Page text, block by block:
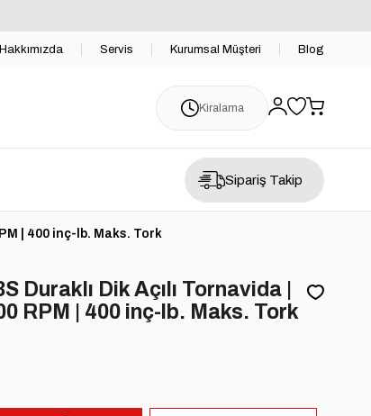
Hakkımızda Servis Kurumsal Müşteri Blog
Kiralama
Sipariş Takip
| 400 inç-lb. Maks. Tork
Duraklı Dik Açılı Tornavida |
RPM | 400 inç-lb. Maks. Tork